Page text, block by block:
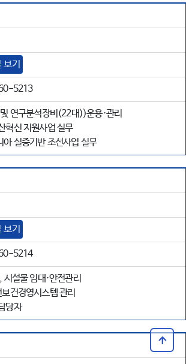
기
5213
연구분석장비(22대))운용·관리
혁신 지원사업 실무
아 실증기반 조선사업 실무
기
5214
시설물 임대·안전관리
건경영시스템 관리
당자